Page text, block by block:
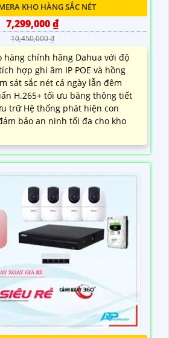
KHO HÀNG SẮC NÉT
7,299,000 ₫
10,450,000 ₫
hàng chính hãng Dahua với độ
hợp ghi âm IP POE và hồng
sát sắc nét cả ngày lẫn đêm
H.265+ tối ưu băng thông tiết
trữ Hệ thống phát hiện con
bảo an ninh tối đa cho kho